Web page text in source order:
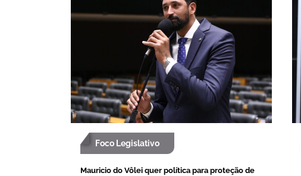
Foco Legislativo
Mauricio do Vôlei quer política para proteção de